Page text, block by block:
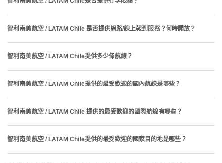
智利南美航空 / LATAM Chile 是否提供網路/線上報到服務？何時開放？
智利南美航空 / LATAM Chile提供多少條航線？
智利南美航空 / LATAM Chile提供的最受歡迎的國內航線是哪些？
智利南美航空 / LATAM Chile 提供的最受歡迎的國際航線有哪些？
智利南美航空 / LATAM Chile提供的最受歡迎的國家目的地是哪些？